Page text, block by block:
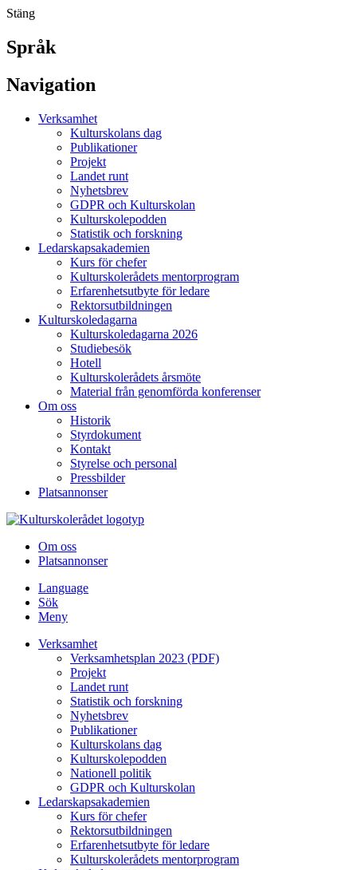
Stäng
Språk
Navigation
Verksamhet
Kulturskolans dag
Publikationer
Projekt
Landet runt
Nyhetsbrev
GDPR och Kulturskolan
Kulturskolepodden
Statistik och forskning
Ledarskapsakademien
Kurs för chefer
Kulturskolerådets mentorprogram
Erfarenhetsutbyte för ledare
Rektorsutbildningen
Kulturskoledagarna
Kulturskoledagarna 2026
Studiebesök
Hotell
Kulturskolerådets årsmöte
Material från genomförda konferenser
Om oss
Historik
Styrdokument
Kontakt
Styrelse och personal
Pressbilder
Platsannonser
Hoppa till innehållet
Om oss
Platsannonser
Language
Sök
Meny
Verksamhet
Verksamhetsplan 2023 (PDF)
Projekt
Landet runt
Statistik och forskning
Nyhetsbrev
Publikationer
Kulturskolans dag
Kulturskolepodden
Nationell politik
GDPR och Kulturskolan
Ledarskapsakademien
Kurs för chefer
Rektorsutbildningen
Erfarenhetsutbyte för ledare
Kulturskolerådets mentorprogram